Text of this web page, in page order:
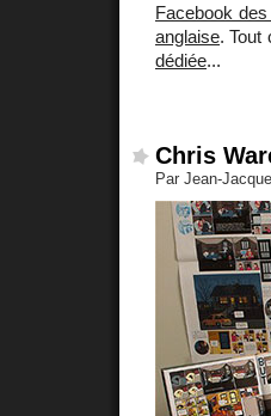
Facebook
anglaise. Tout
dédiée...
Chris
Par Jean-